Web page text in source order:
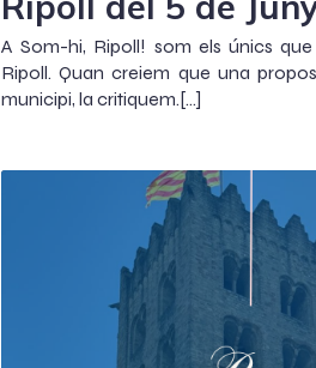
A Som-hi, Ripoll! som els únics
Ripoll. Quan creiem que una
municipi, la critiquem.[…]